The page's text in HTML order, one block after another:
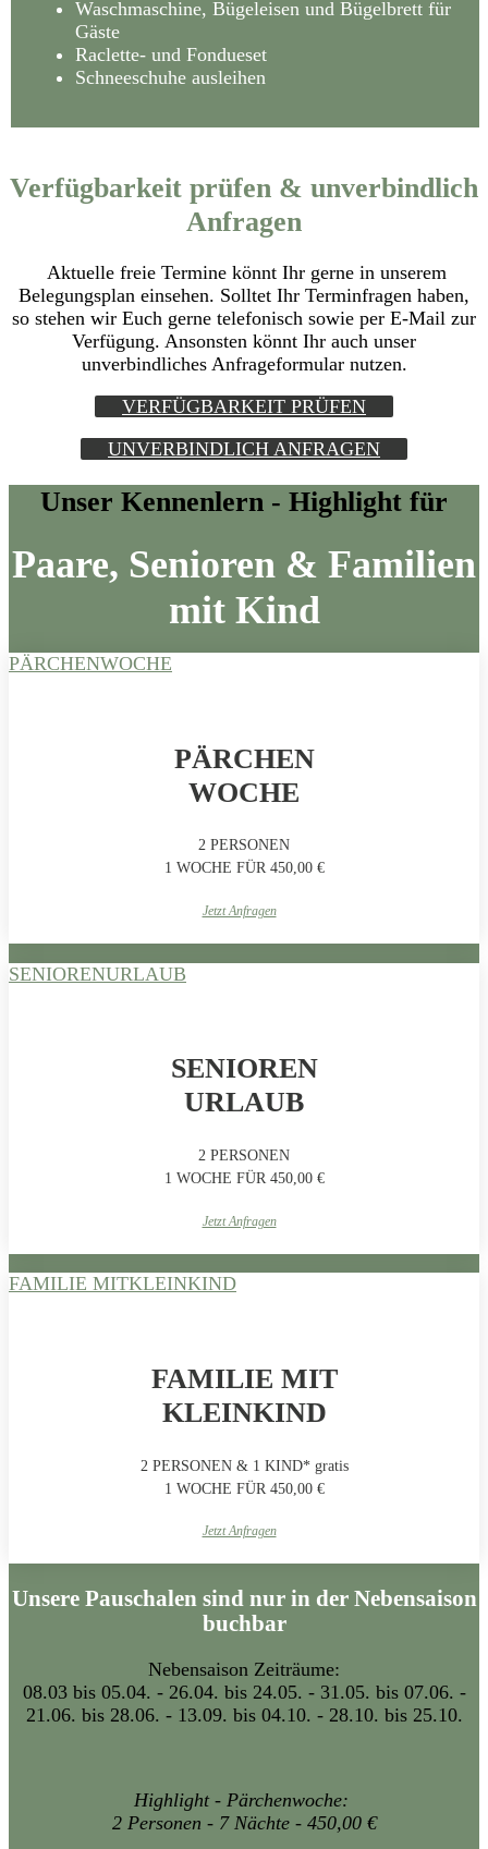
Waschmaschine, Bügeleisen und Bügelbrett für
Gäste
Raclette- und Fondueset
Schneeschuhe ausleihen
Verfügbarkeit prüfen & unverbindlich
Anfragen
Aktuelle freie Termine könnt Ihr gerne in unserem
Belegungsplan einsehen. Solltet Ihr Terminfragen haben,
so stehen wir Euch gerne telefonisch sowie per E-Mail zur
Verfügung. Ansonsten könnt Ihr auch unser
unverbindliches Anfrageformular nutzen.
VERFÜGBARKEIT PRÜFEN
UNVERBINDLICH ANFRAGEN
Unser Kennenlern - Highlight für
Paare, Senioren & Familien
mit Kind
PÄRCHENWOCHE
PÄRCHEN
WOCHE
2 PERSONEN
1 WOCHE FÜR 450,00 €
Jetzt Anfragen
SENIORENURLAUB
SENIOREN
URLAUB
2 PERSONEN
1 WOCHE FÜR 450,00 €
Jetzt Anfragen
FAMILIE MITKLEINKIND
FAMILIE MIT
KLEINKIND
2 PERSONEN & 1 KIND* gratis
1 WOCHE FÜR 450,00 €
Jetzt Anfragen
Unsere Pauschalen sind nur in der Nebensaison
buchbar
Nebensaison Zeiträume:
08.03 bis 05.04. - 26.04. bis 24.05. - 31.05. bis 07.06. -
21.06. bis 28.06. - 13.09. bis 04.10. - 28.10. bis 25.10.
Highlight - Pärchenwoche:
2 Personen - 7 Nächte - 450,00 €